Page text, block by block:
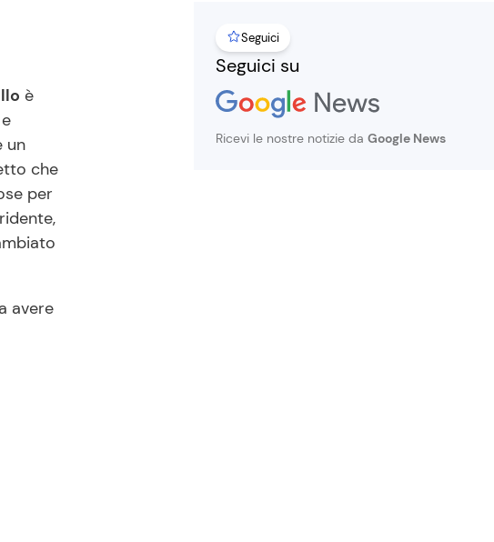
è
un
che
per
avere
Seguici
Seguici su
Ricevi le nostre notizie da Google News